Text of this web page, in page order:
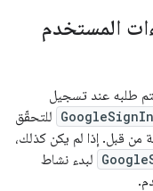
المستخدم
طلبه عند تسجيل
للتحقّق
من قبل. إذا لم يكن كذلك،
لبدء نشاط